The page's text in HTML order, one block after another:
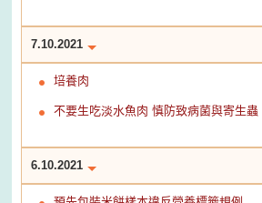
7.10.2021
培養肉
不要生吃淡水魚肉 慎防致病菌與寄生蟲
6.10.2021